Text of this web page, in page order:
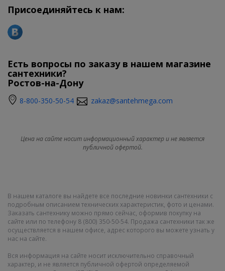
Присоединяйтесь к нам:
Есть вопросы по заказу в нашем магазине
сантехники?
Ростов-на-Дону
8-800-350-50-54 zakaz@santehmega.com
Цена на сайте носит информационный характер и не является
публичной офертой.
В нашем каталоге вы найдете все последние новинки сантехники с
подробным описанием технических характеристик, фото и ценами.
Заказать сантехнику можно прямо сейчас, оформив покупку на
сайте или по телефону 8 (800) 350-50-54. Продажа сантехники так же
осуществляется в нашем офисе, адрес которого вы можете узнать у
нас на сайте.
Вся информация на сайте носит исключительно справочный
характер, и не является публичной офертой определяемой